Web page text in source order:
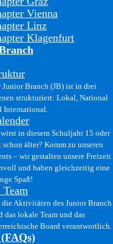
Vienna
Linz
Klagenfurt
Junior Branch (JB) ist in drei
strukturiert: Lokal, National
International.
in diesem Schuljahr 15 oder
schon älter? Komm zu unseren
– wir gestalten unsere Freizeit
und haben gleichzeitig eine
Spaß!
Team
die Aktivitäten des Junior Branch
das lokale Team und das
Board verantwortlich.